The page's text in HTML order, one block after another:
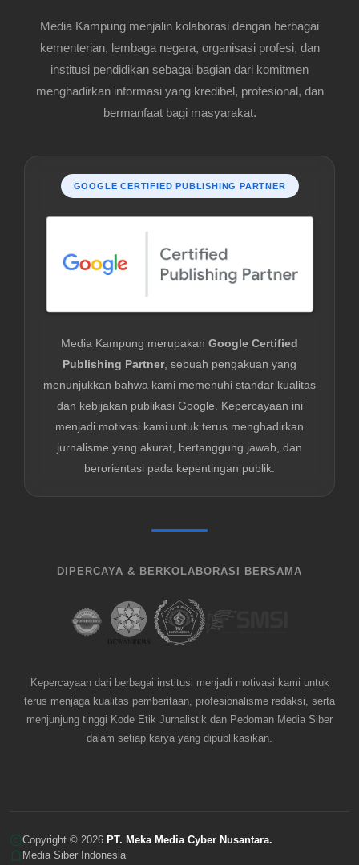
Media Kampung menjalin kolaborasi dengan berbagai
kementerian, lembaga negara, organisasi profesi, dan
institusi pendidikan sebagai bagian dari komitmen
menghadirkan informasi yang kredibel, profesional, dan
bermanfaat bagi masyarakat.
GOOGLE CERTIFIED PUBLISHING PARTNER
Media Kampung merupakan Google Certified
Publishing Partner, sebuah pengakuan yang
menunjukkan bahwa kami memenuhi standar kualitas
dan kebijakan publikasi Google. Kepercayaan ini
menjadi motivasi kami untuk terus menghadirkan
jurnalisme yang akurat, bertanggung jawab, dan
berorientasi pada kepentingan publik.
DIPERCAYA & BERKOLABORASI BERSAMA
Kepercayaan dari berbagai institusi menjadi motivasi kami untuk
terus menjaga kualitas pemberitaan, profesionalisme redaksi, serta
menjunjung tinggi Kode Etik Jurnalistik dan Pedoman Media Siber
dalam setiap karya yang dipublikasikan.
Copyright © 2026 PT. Meka Media Cyber Nusantara.
Media Siber Indonesia